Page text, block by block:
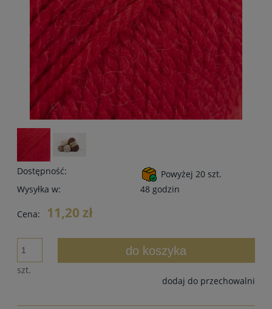
Dostępność:
Powyżej 20 szt.
Wysyłka w:
48 godzin
Cena: 11,20 zł
szt.
do koszyka
dodaj do przechowalni